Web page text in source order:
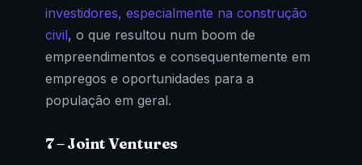
investidores, especialmente na construção
civil, o que resultou num boom de
empreendimentos e consequentemente em
empregos e oportunidades para a
população em geral.
7 – Joint Ventures